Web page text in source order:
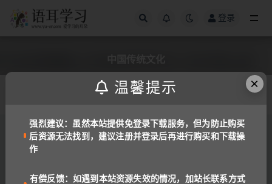
登录
备课资料 英语
773
×
温馨提示
强烈建议：虽然本站提供免登录下载服务，但为防止购买
后资源无法找到，建议注册并登录后再进行购买和下载操
作
有偿反馈：如遇到本站资源失效的情况，加站长联系方式